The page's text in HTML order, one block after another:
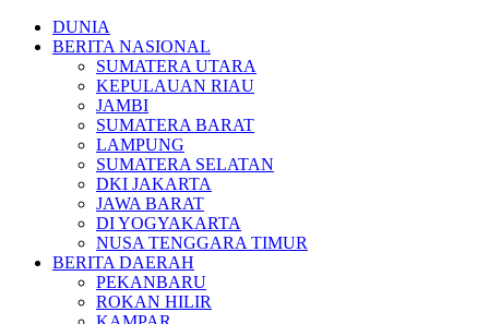
DUNIA
BERITA NASIONAL
SUMATERA UTARA
KEPULAUAN RIAU
JAMBI
SUMATERA BARAT
LAMPUNG
SUMATERA SELATAN
DKI JAKARTA
JAWA BARAT
DI YOGYAKARTA
NUSA TENGGARA TIMUR
BERITA DAERAH
PEKANBARU
ROKAN HILIR